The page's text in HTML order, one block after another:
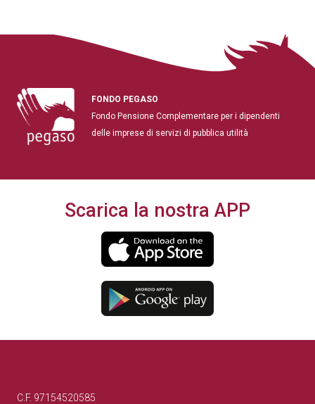
FONDO PEGASO
Fondo Pensione Complementare per i dipendenti
delle imprese di servizi di pubblica utilità
Scarica la nostra APP
C.F. 97154520585